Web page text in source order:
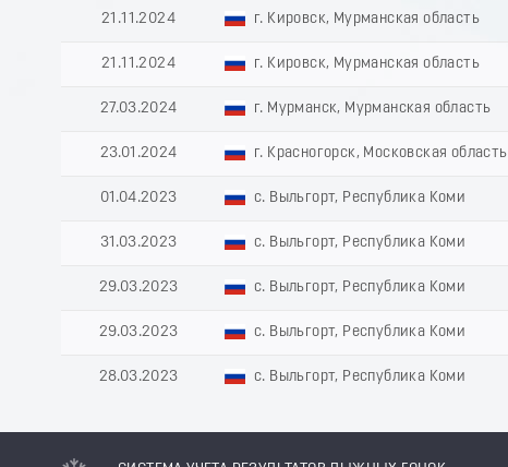
21.11.2024 г. Кировск, Мурманская область
21.11.2024 г. Кировск, Мурманская область
27.03.2024 г. Мурманск, Мурманская область
23.01.2024 г. Красногорск, Московская область
01.04.2023 с. Выльгорт, Республика Коми
31.03.2023 с. Выльгорт, Республика Коми
29.03.2023 с. Выльгорт, Республика Коми
29.03.2023 с. Выльгорт, Республика Коми
28.03.2023 с. Выльгорт, Республика Коми